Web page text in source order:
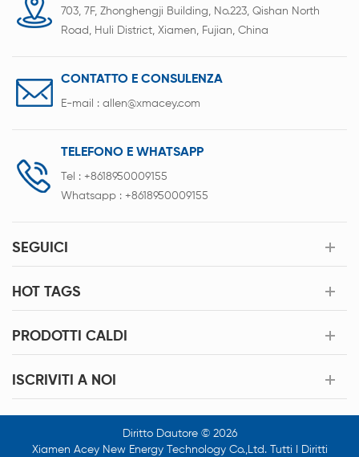
703, 7F, Zhonghengji Building, No.223, Qishan North
Road, Huli District, Xiamen, Fujian, China
CONTATTO E CONSULENZA
E-mail : allen@xmacey.com
TELEFONO E WHATSAPP
Tel : +8618950009155
Whatsapp : +8618950009155
SEGUICI
HOT TAGS
PRODOTTI CALDI
ISCRIVITI A NOI
Diritto Dautore © 2026
Xiamen Acey New Energy Technology Co.,Ltd. Tutti I Diritti